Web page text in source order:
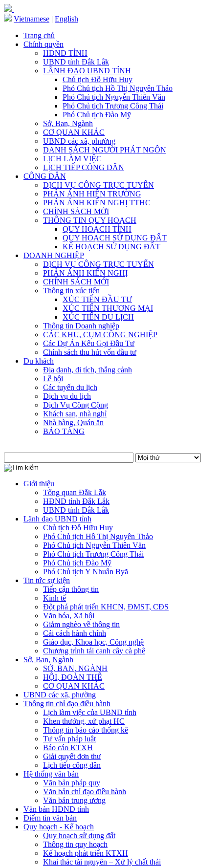
Vietnamese | English
Trang chủ
Chính quyền
HĐND TỈNH
UBND tỉnh Đắk Lắk
LÃNH ĐẠO UBND TỈNH
Chủ tịch Đỗ Hữu Huy
Phó Chủ tịch Hồ Thị Nguyên Thảo
Phó Chủ tịch Nguyễn Thiên Văn
Phó Chủ tịch Trương Công Thái
Phó Chủ tịch Đào Mỹ
Sở, Ban, Ngành
CƠ QUAN KHÁC
UBND các xã, phường
DANH SÁCH NGƯỜI PHÁT NGÔN
LỊCH LÀM VIỆC
LỊCH TIẾP CÔNG DÂN
CÔNG DÂN
DỊCH VỤ CÔNG TRỰC TUYẾN
PHẢN ÁNH HIỆN TRƯỜNG
PHẢN ÁNH KIẾN NGHỊ TTHC
CHÍNH SÁCH MỚI
THÔNG TIN QUY HOẠCH
QUY HOẠCH TỈNH
QUY HOẠCH SỬ DỤNG ĐẤT
KẾ HOẠCH SỬ DỤNG ĐẤT
DOANH NGHIỆP
DỊCH VỤ CÔNG TRỰC TUYẾN
PHẢN ÁNH KIẾN NGHỊ
CHÍNH SÁCH MỚI
Thông tin xúc tiến
XÚC TIẾN ĐẦU TƯ
XÚC TIẾN THƯƠNG MẠI
XÚC TIẾN DU LỊCH
Thông tin Doanh nghiệp
CÁC KHU, CỤM CÔNG NGHIỆP
Các Dự Án Kêu Gọi Đầu Tư
Chính sách thu hút vốn đầu tư
Du khách
Địa danh, di tích, thắng cảnh
Lễ hội
Các tuyến du lịch
Dịch vụ du lịch
Dịch Vụ Công Cộng
Khách sạn, nhà nghỉ
Nhà hàng, Quán ăn
BẢO TÀNG
Giới thiệu
Tổng quan Đắk Lắk
HĐND tỉnh Đắk Lắk
UBND tỉnh Đắk Lắk
Lãnh đạo UBND tỉnh
Chủ tịch Đỗ Hữu Huy
Phó Chủ tịch Hồ Thị Nguyên Thảo
Phó Chủ tịch Nguyễn Thiên Văn
Phó Chủ tịch Trương Công Thái
Phó Chủ tịch Đào Mỹ
Phó Chủ tịch Y Nhuân Byă
Tin tức sự kiện
Tiếp cận thông tin
Kinh tế
Đột phá phát triển KHCN, ĐMST, CĐS
Văn hóa, Xã hội
Giảm nghèo về thông tin
Cải cách hành chính
Giáo dục, Khoa học, Công nghệ
Chương trình tái canh cây cà phê
Sở, Ban, Ngành
SỞ, BAN, NGÀNH
HỘI, ĐOÀN THỂ
CƠ QUAN KHÁC
UBND các xã, phường
Thông tin chỉ đạo điều hành
Lịch làm việc của UBND tỉnh
Khen thưởng, xử phạt HC
Thông tin báo cáo thống kê
Tư vấn pháp luật
Báo cáo KTXH
Giải quyết đơn thư
Lịch tiếp công dân
Hệ thống văn bản
Văn bản pháp quy
Văn bản chỉ đạo điều hành
Văn bản trung ương
Văn bản HĐND tỉnh
Điểm tin văn bản
Quy hoạch - Kế hoạch
Quy hoạch sử dụng đất
Thông tin quy hoạch
Kế hoạch phát triển KTXH
Khai thác tài nguyên – Xử lý chất thải